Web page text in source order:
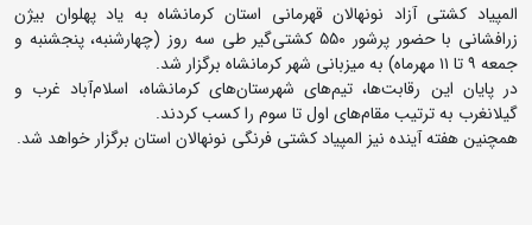
المپیاد کشتی آزاد نونهالان قهرمانی استان کرمانشاه به یاد پهلوان بیژن
زرافشانی با حضور پرشور ۵۵۰ کشتی‌گیر طی سه روز (چهارشنبه، پنجشنبه و
جمعه ۹ تا ۱۱ مهرماه) به میزبانی شهر کرمانشاه برگزار شد.
در پایان این رقابت‌ها، تیم‌های شهرستان‌های کرمانشاه، اسلام‌آباد غرب و
گیلانغرب به ترتیب مقام‌های اول تا سوم را کسب کردند.
همچنین هفته آینده نیز المپیاد کشتی فرنگی نونهالان استان برگزار خواهد شد.